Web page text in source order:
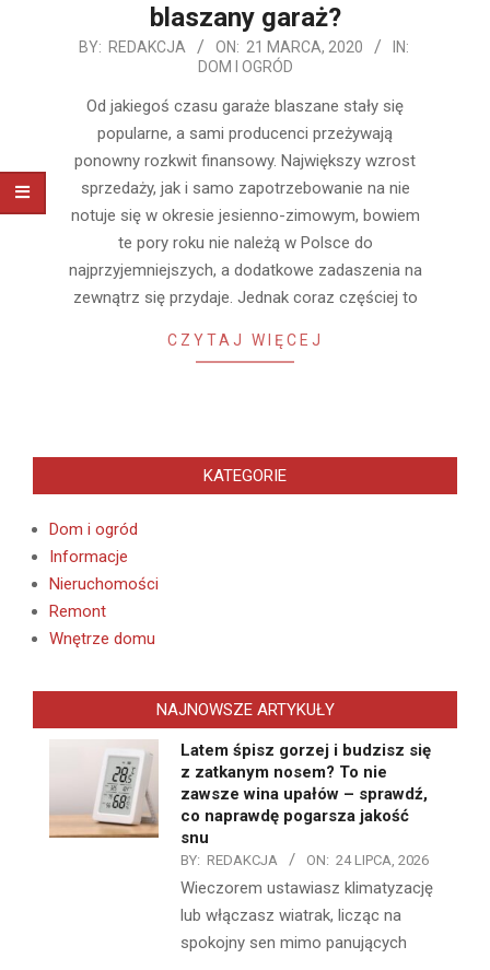
blaszany garaż?
2020-
BY: REDAKCJA ON: 21 MARCA, 2020
IN:
DOM I OGRÓD
Od jakiegoś czasu garaże blaszane stały się
popularne, a sami producenci przeżywają
ponowny rozkwit finansowy. Największy wzrost
sprzedaży, jak i samo zapotrzebowanie na nie
notuje się w okresie jesienno-zimowym, bowiem
te pory roku nie należą w Polsce do
najprzyjemniejszych, a dodatkowe zadaszenia na
zewnątrz się przydaje. Jednak coraz częściej to
CZYTAJ WIĘCEJ
KATEGORIE
Dom i ogród
Informacje
Nieruchomości
Remont
Wnętrze domu
NAJNOWSZE ARTYKUŁY
Latem śpisz gorzej i budzisz się
z zatkanym nosem? To nie
zawsze wina upałów – sprawdź,
co naprawdę pogarsza jakość
snu
BY: REDAKCJA ON: 24 LIPCA, 2026
Wieczorem ustawiasz klimatyzację
lub włączasz wiatrak, licząc na
spokojny sen mimo panujących